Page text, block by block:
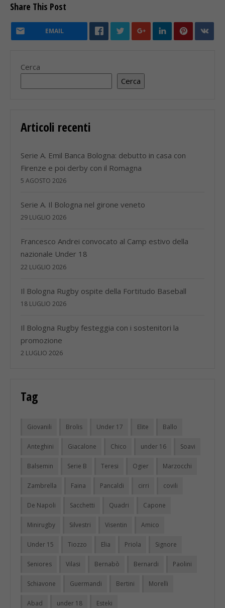
Share This Post
EMAIL
Cerca
Cerca
Articoli recenti
Serie A. Emil Banca Bologna: debutto in casa con
Firenze e poi derby con il Romagna
5 AGOSTO 2026
Serie A. Il Bologna nel girone veneto
29 LUGLIO 2026
Francesco Andrei convocato al Camp estivo della
nazionale Under 18
22 LUGLIO 2026
Il Bologna Rugby ospite della Fortitudo Baseball
18 LUGLIO 2026
Il Bologna Rugby festeggia con i sostenitori la
promozione
2 LUGLIO 2026
Tag
Giovanili Brolis Under 17 Elite Ballo
Anteghini Giacalone Chico under 16 Soavi
Balsemin Serie B Teresi Ogier Marzocchi
Zambrella Faina Pancaldi cirri covili
De Napoli Sacchetti Quadri Capone
Minirugby Silvestri Visentin Amico
Under 15 Tiozzo Elia Priola Signore
Seniores Vilasi Bernabò Bernardi Paolini
Schiavone Guermandi Bertini Morelli
Abad under 18 Esteki